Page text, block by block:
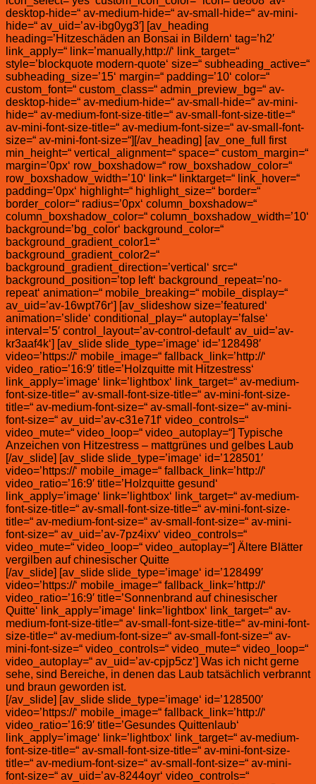
desktop-hide=“ av-medium-hide=“ av-small-hide=“ av-mini-
hide=“ av_uid=’av-ibg0yg3′] [av_heading
heading=’Hitzeschäden an Bonsai in Bildern‘ tag=’h2′
link_apply=“ link=’manually,http://‘ link_target=“
style=’blockquote modern-quote‘ size=“ subheading_active=“
subheading_size=’15‘ margin=“ padding=’10‘ color=“
custom_font=“ custom_class=“ admin_preview_bg=“ av-
desktop-hide=“ av-medium-hide=“ av-small-hide=“ av-mini-
hide=“ av-medium-font-size-title=“ av-small-font-size-title=“
av-mini-font-size-title=“ av-medium-font-size=“ av-small-font-
size=“ av-mini-font-size=“][/av_heading] [av_one_full first
min_height=“ vertical_alignment=“ space=“ custom_margin=“
margin=’0px‘ row_boxshadow=“ row_boxshadow_color=“
row_boxshadow_width=’10‘ link=“ linktarget=“ link_hover=“
padding=’0px‘ highlight=“ highlight_size=“ border=“
border_color=“ radius=’0px‘ column_boxshadow=“
column_boxshadow_color=“ column_boxshadow_width=’10‘
background=’bg_color‘ background_color=“
background_gradient_color1=“
background_gradient_color2=“
background_gradient_direction=’vertical‘ src=“
background_position=’top left‘ background_repeat=’no-
repeat‘ animation=“ mobile_breaking=“ mobile_display=“
av_uid=’av-16wpt76r‘] [av_slideshow size=’featured‘
animation=’slide‘ conditional_play=“ autoplay=’false‘
interval=’5′ control_layout=’av-control-default‘ av_uid=’av-
kr3aaf4k‘] [av_slide slide_type=’image‘ id=’128498′
video=’https://‘ mobile_image=“ fallback_link=’http://‘
video_ratio=’16:9′ title=’Holzquitte mit Hitzestress‘
link_apply=’image‘ link=’lightbox‘ link_target=“ av-medium-
font-size-title=“ av-small-font-size-title=“ av-mini-font-size-
title=“ av-medium-font-size=“ av-small-font-size=“ av-mini-
font-size=“ av_uid=’av-c31e71f‘ video_controls=“
video_mute=“ video_loop=“ video_autoplay=“] Typische
Anzeichen von Hitzestress – mattgrünes und gelbes Laub
[/av_slide] [av_slide slide_type=’image‘ id=’128501′
video=’https://‘ mobile_image=“ fallback_link=’http://‘
video_ratio=’16:9′ title=’Holzquitte gesund‘
link_apply=’image‘ link=’lightbox‘ link_target=“ av-medium-
font-size-title=“ av-small-font-size-title=“ av-mini-font-size-
title=“ av-medium-font-size=“ av-small-font-size=“ av-mini-
font-size=“ av_uid=’av-7pz4ixv‘ video_controls=“
video_mute=“ video_loop=“ video_autoplay=“] Ältere Blätter
vergilben auf chinesischer Quitte
[/av_slide] [av_slide slide_type=’image‘ id=’128499′
video=’https://‘ mobile_image=“ fallback_link=’http://‘
video_ratio=’16:9′ title=’Sonnenbrand auf chinesischer
Quitte‘ link_apply=’image‘ link=’lightbox‘ link_target=“ av-
medium-font-size-title=“ av-small-font-size-title=“ av-mini-font-
size-title=“ av-medium-font-size=“ av-small-font-size=“ av-
mini-font-size=“ video_controls=“ video_mute=“ video_loop=“
video_autoplay=“ av_uid=’av-cpjp5cz‘] Was ich nicht gerne
sehe, sind Bereiche, in denen das Laub tatsächlich verbrannt
und braun geworden ist.
[/av_slide] [av_slide slide_type=’image‘ id=’128500′
video=’https://‘ mobile_image=“ fallback_link=’http://‘
video_ratio=’16:9′ title=’Gesundes Quittenlaub‘
link_apply=’image‘ link=’lightbox‘ link_target=“ av-medium-
font-size-title=“ av-small-font-size-title=“ av-mini-font-size-
title=“ av-medium-font-size=“ av-small-font-size=“ av-mini-
font-size=“ av_uid=’av-8244oyr‘ video_controls=“